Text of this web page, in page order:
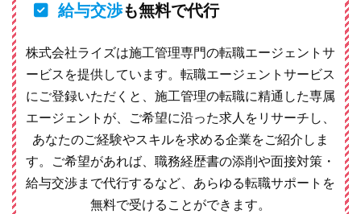
給与交渉も無料で代行
株式会社ライズは施工管理専門の転職エージェントサ
ービスを提供しています。転職エージェントサービス
にご登録いただくと、施工管理の転職に精通した専属
エージェントが、ご希望に沿った求人をリサーチし、
あなたのご経験やスキルを求める企業をご紹介しま
す。ご希望があれば、職務経歴書の添削や面接対策・
給与交渉まで代行するなど、あらゆる転職サポートを
無料で受けることができます。